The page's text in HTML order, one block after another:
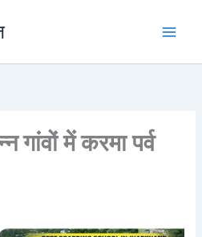
गांवों में करमा पर्व